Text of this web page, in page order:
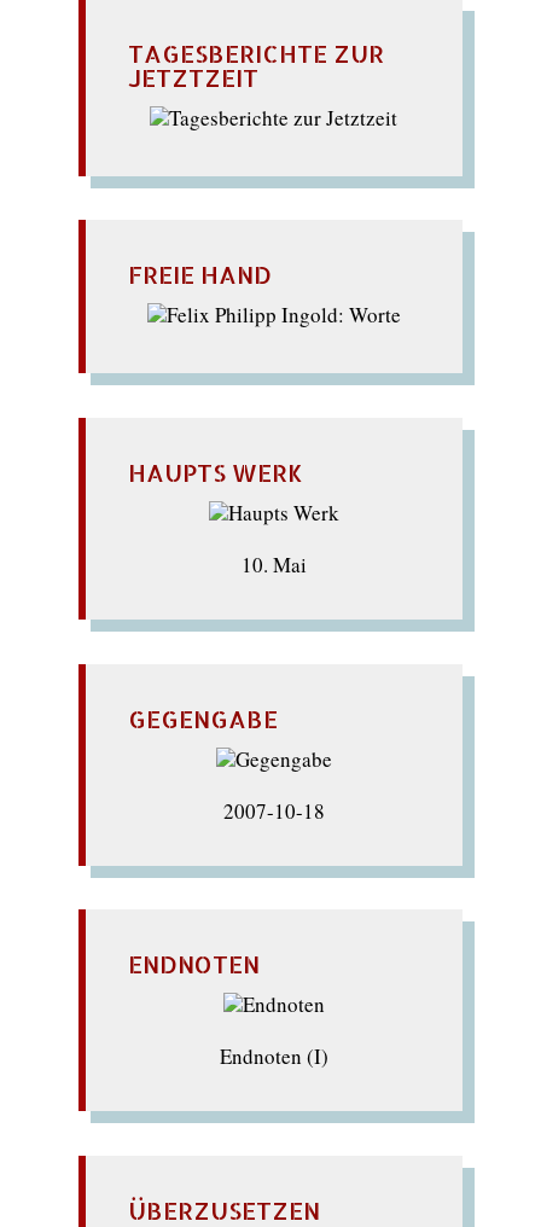
TAGESBERICHTE ZUR
JETZTZEIT
FREIE HAND
HAUPTS WERK
10. Mai
GEGENGABE
2007-10-18
ENDNOTEN
Endnoten (I)
ÜBERZUSETZEN